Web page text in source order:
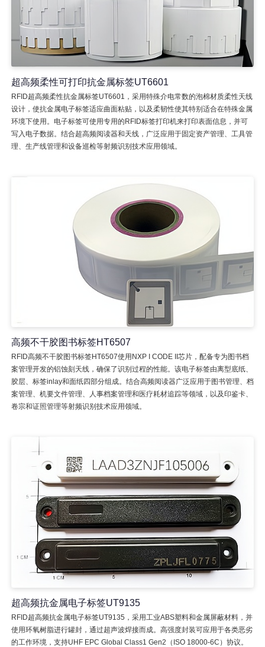
超高频柔性可打印抗金属标签UT6601
RFID超高频柔性抗金属标签UT6601，采用特殊介电常数的泡棉材质柔性天线
设计，使抗金属电子标签适应曲面粘贴，以及柔韧性使其特别适合在特殊金属
环境下使用。电子标签可使用专用的RFID标签打印机来打印表面信息，并可
写入电子数据。结合超高频阅读器和天线，广泛应用于固定资产管理、工具管
理、生产线管理和设备巡检等射频识别技术应用领域。
高频不干胶图书标签HT6507
RFID高频不干胶图书标签HT6507使用NXP I CODE II芯片，配备专为图书档
案管理开发的铝蚀刻天线，确保了识别过程的性能。该电子标签由离型底纸、
胶层、标签inlay和面纸四部分组成。结合高频阅读器广泛应用于图书管理、档
案管理、机要文件管理、人事档案管理和医疗耗材追踪等领域，以及印鉴卡、
卷宗和证照管理等射频识别技术应用领域。
超高频抗金属电子标签UT9135
RFID超高频抗金属电子标签UT9135，采用工业ABS塑料和金属屏蔽材料，并
使用环氧树脂进行罐封，通过超声波焊接而成。高强度封装可应用于各类恶劣
的工作环境，支持UHF EPC Global Class1 Gen2（ISO 18000-6C）协议。